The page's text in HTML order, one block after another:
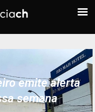
emite alerta
semana